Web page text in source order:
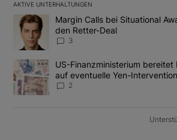
AKTIVE UNTERHALTUNGEN
Das Folgende ist eine Liste der am
Ein Trendartikel mit dem Titel "Margin
Margin Calls bei Situational
den Retter-Deal
3
Ein Trendartikel mit dem Titel "US-
US-Finanzministerium bereitet
auf eventuelle Yen-
2